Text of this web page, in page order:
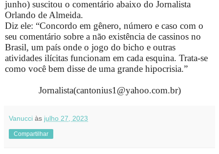
junho) suscitou o comentário abaixo do Jornalista
Orlando de Almeida.
Diz ele: “Concordo em gênero, número e caso com o
seu comentário sobre a não existência de cassinos no
Brasil, um país onde o jogo do bicho e outras
atividades ilícitas funcionam em cada esquina. Trata-se
como você bem disse de uma grande hipocrisia.”
Jornalista(cantonius1@yahoo.com.br)
Vanucci às julho 27, 2023
Compartilhar